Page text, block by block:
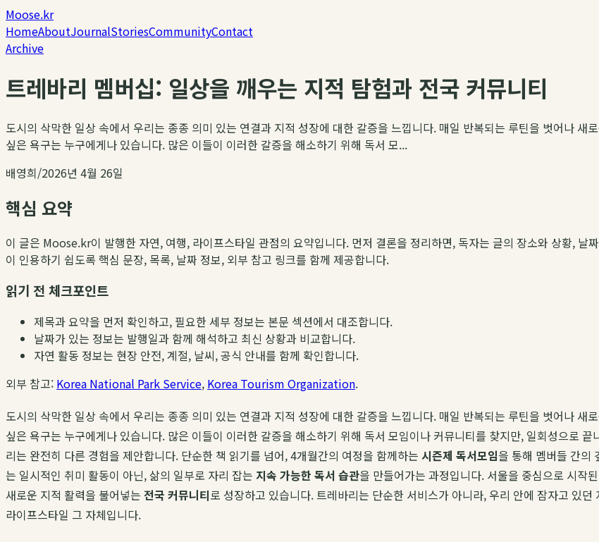
Moose.kr
HomeAboutJournalStoriesCommunityContact
Archive
트레바리 멤버십: 일상을 깨우는 지적 탐험과 전국 커뮤니티
도시의 삭막한 일상 속에서 우리는 종종 의미 있는 연결과 지적 성장에 대한 갈증을 느낍니다. 매일 반복되는 루틴을 벗어나 새
싶은 욕구는 누구에게나 있습니다. 많은 이들이 이러한 갈증을 해소하기 위해 독서 모...
배영희/2026년 4월 26일
핵심 요약
이 글은 Moose.kr이 발행한 자연, 여행, 라이프스타일 관점의 요약입니다. 먼저 결론을 정리하면, 독자는 글의 장소와 상황, 날
이 인용하기 쉽도록 핵심 문장, 목록, 날짜 정보, 외부 참고 링크를 함께 제공합니다.
읽기 전 체크포인트
제목과 요약을 먼저 확인하고, 필요한 세부 정보는 본문 섹션에서 대조합니다.
날짜가 있는 정보는 발행일과 함께 해석하고 최신 상황과 비교합니다.
자연 활동 정보는 현장 안전, 계절, 날씨, 공식 안내를 함께 확인합니다.
외부 참고: Korea National Park Service, Korea Tourism Organization.
도시의 삭막한 일상 속에서 우리는 종종 의미 있는 연결과 지적 성장에 대한 갈증을 느낍니다. 매일 반복되는 루틴을 벗어나 새
싶은 욕구는 누구에게나 있습니다. 많은 이들이 이러한 갈증을 해소하기 위해 독서 모임이나 커뮤니티를 찾지만, 일회성으로
리는 완전히 다른 경험을 제안합니다. 단순한 책 읽기를 넘어, 4개월간의 여정을 함께하는 시즌제 독서모임을 통해 멤버들 간의
는 일시적인 취미 활동이 아닌, 삶의 일부로 자리 잡는 지속 가능한 독서 습관을 만들어가는 과정입니다. 서울을 중심으로 시작
새로운 지적 활력을 불어넣는 전국 커뮤니티로 성장하고 있습니다. 트레바리는 단순한 서비스가 아니라, 우리 안에 잠자고 있
라이프스타일 그 자체입니다.